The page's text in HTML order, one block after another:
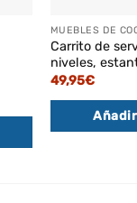
MUEBLES DE
Carrito de
niveles,
49,95€